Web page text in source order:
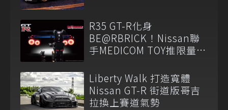
R35 GT-R化身
BE@RBRICK！Nissan聯
手MEDICOM TOY推限量收
Liberty Walk 打造寬體
Nissan GT-R 街道版哥吉
拉換上賽道氣勢